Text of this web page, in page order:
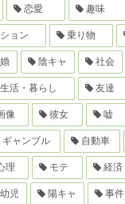
恋愛 趣味
ョン 乗り物
陰キャ 社会
生活・暮らし 友達
像 彼女 嘘
ギャンブル 自動車
理 モテ 経済
幼児 陽キャ 事件